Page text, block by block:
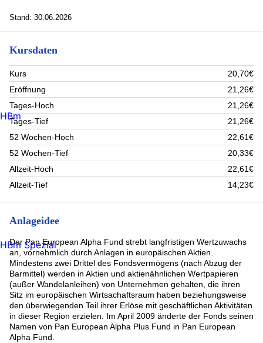
Stand: 30.06.2026
Kursdaten
Kurs
20,70€
Eröffnung
21,26€
Tages-Hoch
21,26€
Tages-Tief
21,26€
52 Wochen-Hoch
22,61€
52 Wochen-Tief
20,33€
Allzeit-Hoch
22,61€
Allzeit-Tief
14,23€
Anlageidee
Der Pan European Alpha Fund strebt langfristigen Wertzuwachs
an, vornehmlich durch Anlagen in europäischen Aktien.
Mindestens zwei Drittel des Fondsvermögens (nach Abzug der
Barmittel) werden in Aktien und aktienähnlichen Wertpapieren
(außer Wandelanleihen) von Unternehmen gehalten, die ihren
Sitz im europäischen Wirtsachaftsraum haben beziehungsweise
den überwiegenden Teil ihrer Erlöse mit geschäftlichen Aktivitäten
in dieser Region erzielen. Im April 2009 änderte der Fonds seinen
Namen von Pan European Alpha Plus Fund in Pan European
Alpha Fund.
HBm
HBm Spezial